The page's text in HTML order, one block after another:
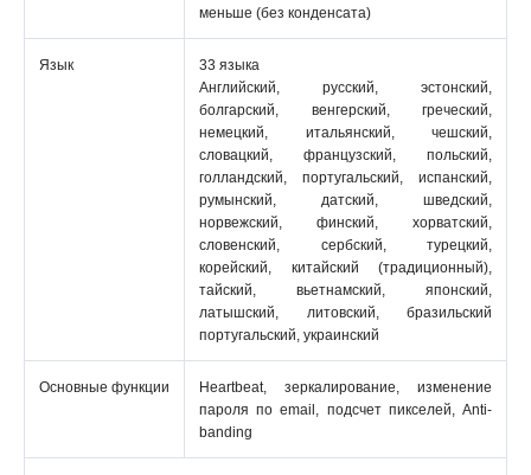
меньше (без конденсата)
Язык
33 языка
Английский, русский, эстонский,
болгарский, венгерский, греческий,
немецкий, итальянский, чешский,
словацкий, французский, польский,
голландский, португальский, испанский,
румынский, датский, шведский,
норвежский, финский, хорватский,
словенский, сербский, турецкий,
корейский, китайский (традиционный),
тайский, вьетнамский, японский,
латышский, литовский, бразильский
португальский, украинский
Основные функции
Heartbeat, зеркалирование, изменение
пароля по email, подсчет пикселей, Anti-
banding